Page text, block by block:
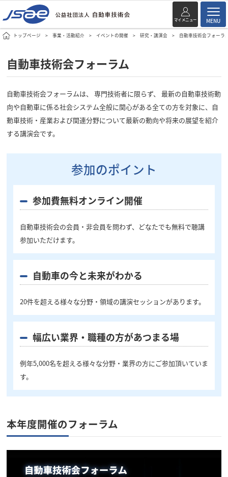
マイメニュー MENU
トップページ 事業・活動紹介 イベントの開催 研究・講演会 自動車技術会フォーラ
自動車技術会フォーラム
自動車技術会フォーラムは、 専門技術者に限らず、 最新の自動車技術動
向や自動車に係る社会システム全般に関心がある全ての方を対象に、自
動車技術・産業および関連分野について最新の動向や将来の展望を紹介
する講演会です。
参加のポイント
参加費無料オンライン開催
自動車技術会の会員・非会員を問わず、どなたでも無料で聴講
参加いただけます。
自動車の今と未来がわかる
20件を超える様々な分野・領域の講演セッションがあります。
幅広い業界・職種の方があつまる場
例年5,000名を超える様々な分野・業界の方にご参加頂いていま
す。
本年度開催のフォーラム